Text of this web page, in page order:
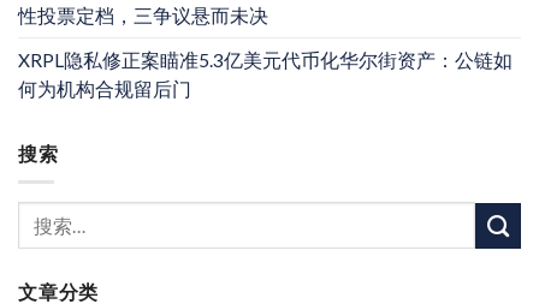
性投票定档，三争议悬而未决
XRPL隐私修正案瞄准5.3亿美元代币化华尔街资产：公链如
何为机构合规留后门
搜索
文章分类